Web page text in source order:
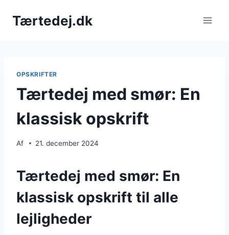
Tærtedej.dk
OPSKRIFTER
Tærtedej med smør: En
klassisk opskrift
Af 21. december 2024
Tærtedej med smør: En
klassisk opskrift til alle
lejligheder